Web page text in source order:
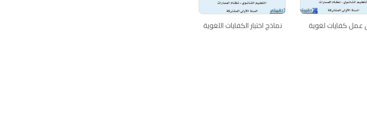
عمل كفايات لغوية نماذج اختبار الكفايات اللغوية